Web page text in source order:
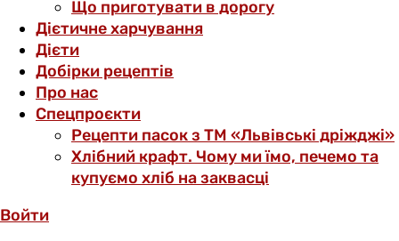
Що приготувати в дорогу
Дієтичне харчування
Дієти
Добірки рецептів
Про нас
Спецпроєкти
Рецепти пасок з ТМ «Львівські дріжджі»
Хлібний крафт. Чому ми їмо, печемо та
купуємо хліб на заквасці
Войти